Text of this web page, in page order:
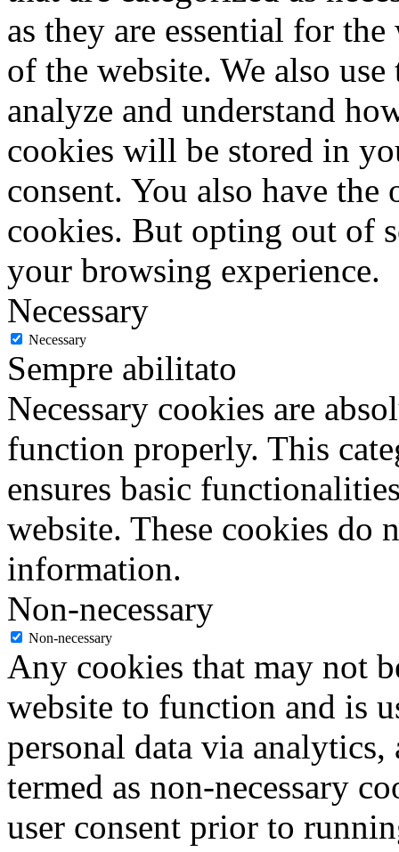
as they are essential for
of the website. We also
analyze and understand
cookies will be stored in
consent. You also have
cookies. But opting out of
your browsing experience.
Necessary
Necessary
Sempre abilitato
Necessary cookies are
function properly. This
ensures basic
website. These cookies do
information.
Non-necessary
Non-necessary
Any cookies that may not
website to function and is
personal data via analytics,
termed as non-necessary
user consent prior to